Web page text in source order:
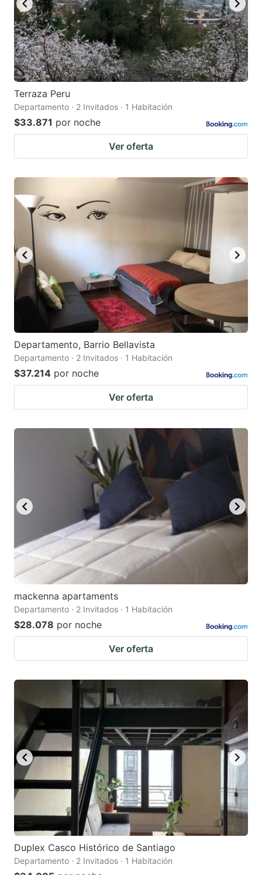
Terraza Peru
Departamento · 2 Invitados · 1 Habitación
$33.871 por noche
Ver oferta
Departamento, Barrio Bellavista
Departamento · 2 Invitados · 1 Habitación
$37.214 por noche
Ver oferta
mackenna apartaments
Departamento · 2 Invitados · 1 Habitación
$28.078 por noche
Ver oferta
Duplex Casco Histórico de Santiago
Departamento · 2 Invitados · 1 Habitación